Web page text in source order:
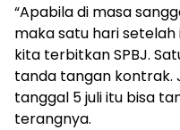
“Apabila di masa
maka satu hari
kita terbitkan SPBJ.
tanda tangan kontrak.
tanggal 5 juli itu bisa
terangnya.